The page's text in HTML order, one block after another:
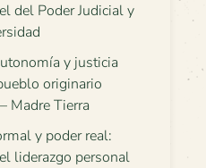
del Poder Judicial y
y justicia
originario
Madre Tierra
y poder real:
liderazgo personal